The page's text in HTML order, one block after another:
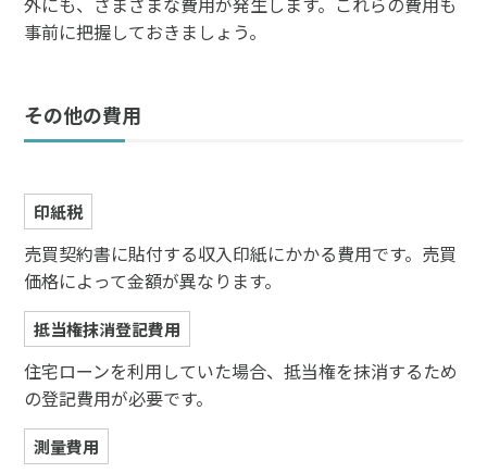
事前に把握しておきましょう。
その他の費用
印紙税
売買契約書に貼付する収入印紙にかかる費用です。売買
価格によって金額が異なります。
抵当権抹消登記費用
住宅ローンを利用していた場合、抵当権を抹消するため
の登記費用が必要です。
測量費用